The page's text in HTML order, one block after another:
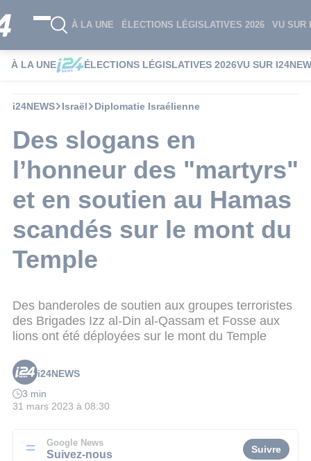
À LA UNE ÉLECTIONS LÉGISLATIVES 2026 VU SUR
À LA UNE ÉLECTIONS LÉGISLATIVES 2026VU SUR
i24NEWS Israël Diplomatie Israélienne
Des slogans en
l’honneur des "martyrs"
et en soutien au Hamas
scandés sur le mont du
Temple
Des banderoles de soutien aux groupes terroristes
des Brigades Izz al-Din al-Qassam et Fosse aux
lions ont été déployées sur le mont du Temple
i24NEWS
3 min
31 mars 2023 à 08:30
Google News
Suivez-nous Suivre